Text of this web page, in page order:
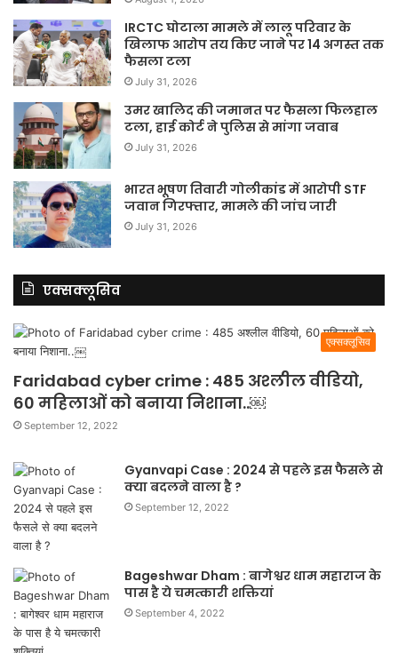
IRCTC घोटाला मामले में लालू परिवार के
खिलाफ आरोप तय किए जाने पर 14 अगस्त तक
फैसला टला
July 31, 2026
उमर खालिद की जमानत पर फैसला फिलहाल
टला, हाई कोर्ट ने पुलिस से मांगा जवाब
July 31, 2026
भारत भूषण तिवारी गोलीकांड में आरोपी STF
जवान गिरफ्तार, मामले की जांच जारी
July 31, 2026
एक्सक्लूसिव
एक्सक्लूसिव
Faridabad cyber crime : 485 अश्लील वीडियो,
60 महिलाओं को बनाया निशाना..￼
September 12, 2022
Gyanvapi Case : 2024 से पहले इस फैसले से
क्या बदलने वाला है ?
September 12, 2022
Bageshwar Dham : बागेश्वर धाम महाराज के
पास है ये चमत्कारी शक्तियां
September 4, 2022